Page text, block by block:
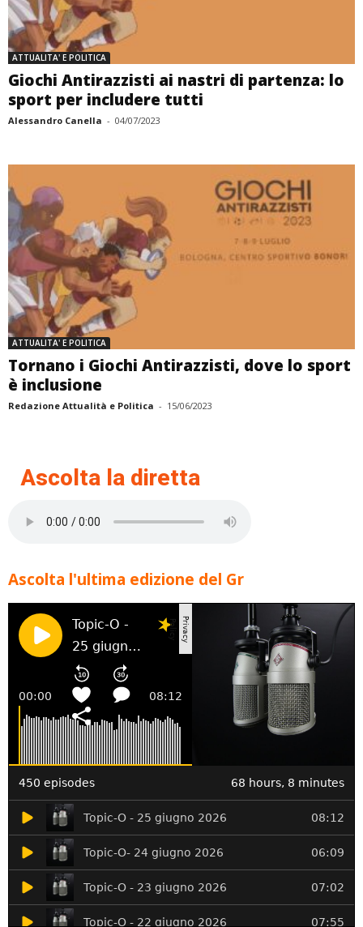
ATTUALITA' E POLITICA
Giochi Antirazzisti ai nastri di partenza: lo
sport per includere tutti
Alessandro Canella - 04/07/2023
ATTUALITA' E POLITICA
Tornano i Giochi Antirazzisti, dove lo sport
è inclusione
Redazione Attualità e Politica - 15/06/2023
Ascolta la diretta
Ascolta l'ultima edizione del Gr